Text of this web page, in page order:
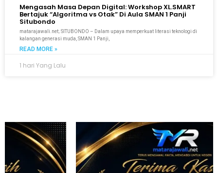
Mengasah Masa Depan Digital: Workshop XL.SMART
Bertajuk “Algoritma vs Otak” Di Aula SMAN 1 Panji
Situbondo
matarajawali.net; SITUBONDO – Dalam upaya memperkuat literasi teknologi di
kalangan generasi muda, SMAN 1 Panji,
READ MORE »
1 hari Yang Lalu